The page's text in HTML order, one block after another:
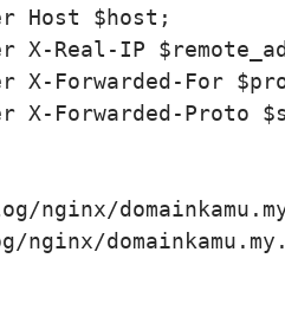
Host $host;
Real-IP
Forwarded-For
Forwarded-Proto
nginx/